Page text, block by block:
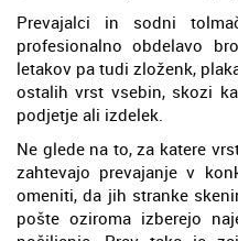
Prevajalci in sodni
profesionalno obdelavo
letakov pa tudi zloženk,
ostalih vrst vsebin, skozi
podjetje ali izdelek.
Ne glede na to, za katere
zahtevajo prevajanje v
omeniti, da jih stranke
pošte oziroma izberejo